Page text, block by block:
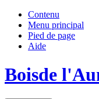
Contenu
Menu principal
Pied de page
Aide
Boisde